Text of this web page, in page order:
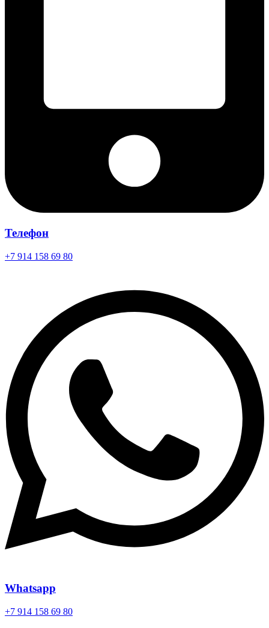
Телефон
+7 914 158 69 80
Whatsapp
+7 914 158 69 80